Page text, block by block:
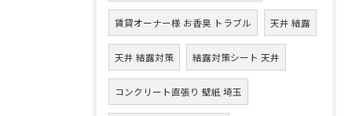
賃貸オーナー様 お香臭 トラブル 天井 結露
天井 結露対策 結露対策シート 天井
コンクリート直張り 壁紙 埼玉